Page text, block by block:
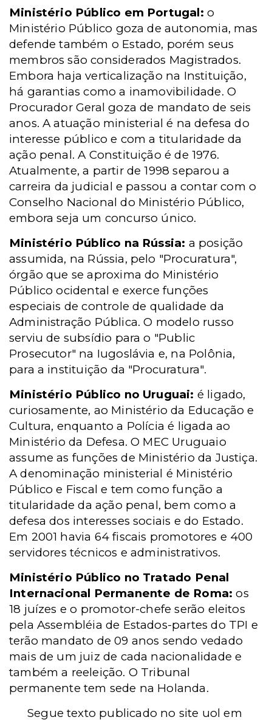
Ministério Público em Portugal: o
Ministério Público goza de autonomia, mas
defende também o Estado, porém seus
membros são considerados Magistrados.
Embora haja verticalização na Instituição,
há garantias como a inamovibilidade. O
Procurador Geral goza de mandato de seis
anos. A atuação ministerial é na defesa do
interesse público e com a titularidade da
ação penal. A Constituição é de 1976.
Atualmente, a partir de 1998 separou a
carreira da judicial e passou a contar com o
Conselho Nacional do Ministério Público,
embora seja um concurso único.
Ministério Público na Rússia: a posição
assumida, na Rússia, pelo "Procuratura",
órgão que se aproxima do Ministério
Público ocidental e exerce funções
especiais de controle de qualidade da
Administração Pública. O modelo russo
serviu de subsídio para o "Public
Prosecutor" na Iugoslávia e, na Polônia,
para a instituição da "Procuratura".
Ministério Público no Uruguai: é ligado,
curiosamente, ao Ministério da Educação e
Cultura, enquanto a Polícia é ligada ao
Ministério da Defesa. O MEC Uruguaio
assume as funções de Ministério da Justiça.
A denominação ministerial é Ministério
Público e Fiscal e tem como função a
titularidade da ação penal, bem como a
defesa dos interesses sociais e do Estado.
Em 2001 havia 64 fiscais promotores e 400
servidores técnicos e administrativos.
Ministério Público no Tratado Penal
Internacional Permanente de Roma: os
18 juízes e o promotor-chefe serão eleitos
pela Assembléia de Estados-partes do TPI e
terão mandato de 09 anos sendo vedado
mais de um juiz de cada nacionalidade e
também a reeleição. O Tribunal
permanente tem sede na Holanda.
Segue texto publicado no site uol em